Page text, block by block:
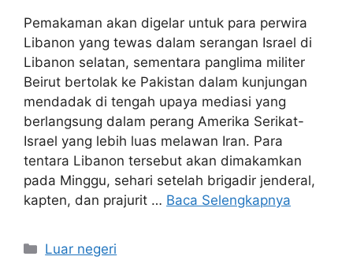
Pemakaman akan digelar untuk para perwira
Libanon yang tewas dalam serangan Israel di
Libanon selatan, sementara panglima militer
Beirut bertolak ke Pakistan dalam kunjungan
mendadak di tengah upaya mediasi yang
berlangsung dalam perang Amerika Serikat-
Israel yang lebih luas melawan Iran. Para
tentara Libanon tersebut akan dimakamkan
pada Minggu, sehari setelah brigadir jenderal,
kapten, dan prajurit … Baca Selengkapnya
Kategori
Luar negeri